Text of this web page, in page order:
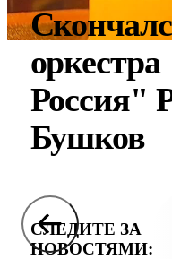
Россия"
Бушков
СЛЕДИТЕ ЗА
НОВОСТЯМИ: